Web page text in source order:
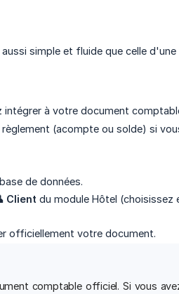
simple et fluide que celle d'une
intégrer à votre document
(acompte ou solde) si
de données.
Client du module Hôtel (choisissez
officiellement votre document.
comptable officiel. Si vous